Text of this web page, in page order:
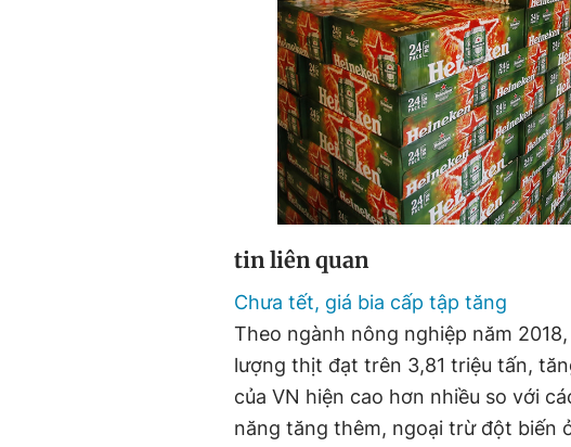
tin liên quan
Chưa tết, giá bia cấp tập tăng
Theo ngành nông nghiệp năm
lượng thịt đạt trên 3,81 triệu tấn,
của VN hiện cao hơn nhiều so với
năng tăng thêm, ngoại trừ đột biến